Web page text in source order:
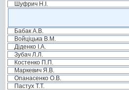
Шуфрич Н.І.
Бабак А.В.
Войціцька В.М.
Діденко І.А.
Зубач Л.Л.
Костенко П.П.
Маркевич Я.В.
Опанасенко О.В.
Пастух Т.Т.